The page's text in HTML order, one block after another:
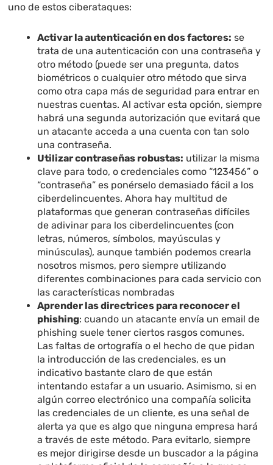
uno de estos ciberataques:
Activar la autenticación en dos factores: se
trata de una autenticación con una contraseña y
otro método (puede ser una pregunta, datos
biométricos o cualquier otro método que sirva
como otra capa más de seguridad para entrar en
nuestras cuentas. Al activar esta opción, siempre
habrá una segunda autorización que evitará que
un atacante acceda a una cuenta con tan solo
una contraseña.
Utilizar contraseñas robustas: utilizar la misma
clave para todo, o credenciales como “123456” o
“contraseña” es ponérselo demasiado fácil a los
ciberdelincuentes. Ahora hay multitud de
plataformas que generan contraseñas difíciles
de adivinar para los ciberdelincuentes (con
letras, números, símbolos, mayúsculas y
minúsculas), aunque también podemos crearla
nosotros mismos, pero siempre utilizando
diferentes combinaciones para cada servicio con
las características nombradas
Aprender las directrices para reconocer el
phishing: cuando un atacante envía un email de
phishing suele tener ciertos rasgos comunes.
Las faltas de ortografía o el hecho de que pidan
la introducción de las credenciales, es un
indicativo bastante claro de que están
intentando estafar a un usuario. Asimismo, si en
algún correo electrónico una compañía solicita
las credenciales de un cliente, es una señal de
alerta ya que es algo que ninguna empresa hará
a través de este método. Para evitarlo, siempre
es mejor dirigirse desde un buscador a la página